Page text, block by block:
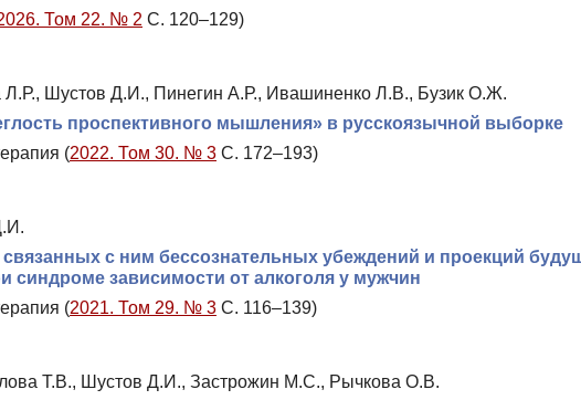
Том 22. № 2 С. 120–129)
Л.Р., Шустов Д.И., Пинегин А.Р., Ивашиненко Л.В., Бузик О.Ж.
проспективного мышления» в русскоязычной выборке
(2022. Том 30. № 3 С. 172–193)
с ним бессознательных убеждений и проекций
синдроме зависимости от алкоголя у мужчин
(2021. Том 29. № 3 С. 116–139)
Т.В., Шустов Д.И., Застрожин М.С., Рычкова О.В.